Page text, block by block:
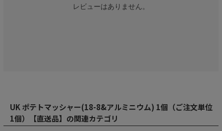
レビューはありません。
UK ポテトマッシャー(18-8&アルミニウム) 1個（ご注文単位
1個）【直送品】の関連カテゴリ